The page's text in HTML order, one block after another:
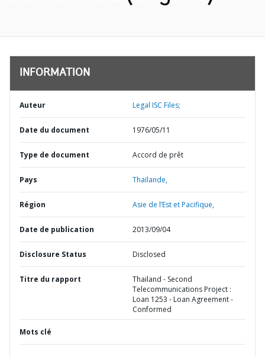
INFORMATION
Auteur Legal ISC Files;
Date du document 1976/05/11
Type de document Accord de prêt
Pays Thaïlande,
Région Asie de l’Est et Pacifique,
Date de publication 2013/09/04
Disclosure Status Disclosed
Titre du rapport
Thailand - Second
Telecommunications Project :
Loan 1253 - Loan Agreement -
Conformed
Mots clé